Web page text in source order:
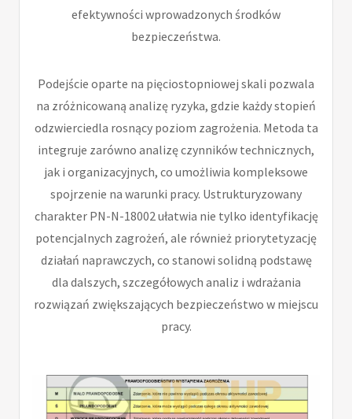
efektywności wprowadzonych środków
bezpieczeństwa.
Podejście oparte na pięciostopniowej skali pozwala
na zróżnicowaną analizę ryzyka, gdzie każdy stopień
odzwierciedla rosnący poziom zagrożenia. Metoda ta
integruje zarówno analizę czynników technicznych,
jak i organizacyjnych, co umożliwia kompleksowe
spojrzenie na warunki pracy. Ustrukturyzowany
charakter PN-N-18002 ułatwia nie tylko identyfikację
potencjalnych zagrożeń, ale również priorytetyzację
działań naprawczych, co stanowi solidną podstawę
dla dalszych, szczegółowych analiz i wdrażania
rozwiązań zwiększających bezpieczeństwo w miejscu
pracy.